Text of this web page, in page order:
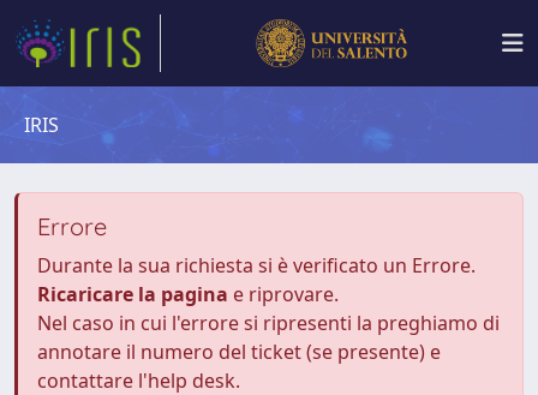
IRIS
Errore
Durante la sua richiesta si è verificato un Errore.
Ricaricare la pagina e riprovare.
Nel caso in cui l'errore si ripresenti la preghiamo di
annotare il numero del ticket (se presente) e
contattare l'help desk.